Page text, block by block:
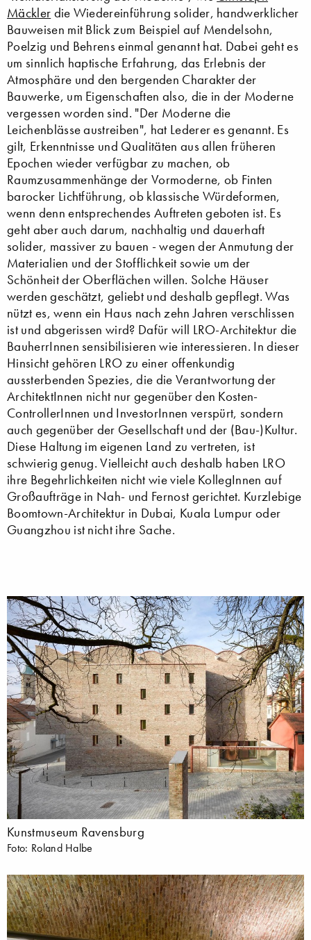
Mäckler die Wiedereinführung solider, handwerklicher
Bauweisen mit Blick zum Beispiel auf Mendelsohn,
Poelzig und Behrens einmal genannt hat. Dabei geht es
um sinnlich haptische Erfahrung, das Erlebnis der
Atmosphäre und den bergenden Charakter der
Bauwerke, um Eigenschaften also, die in der Moderne
vergessen worden sind. "Der Moderne die
Leichenblässe austreiben", hat Lederer es genannt. Es
gilt, Erkenntnisse und Qualitäten aus allen früheren
Epochen wieder verfügbar zu machen, ob
Raumzusammenhänge der Vormoderne, ob Finten
barocker Lichtführung, ob klassische Würdeformen,
wenn denn entsprechendes Auftreten geboten ist. Es
geht aber auch darum, nachhaltig und dauerhaft
solider, massiver zu bauen - wegen der Anmutung der
Materialien und der Stofflichkeit sowie um der
Schönheit der Oberflächen willen. Solche Häuser
werden geschätzt, geliebt und deshalb gepflegt. Was
nützt es, wenn ein Haus nach zehn Jahren verschlissen
ist und abgerissen wird? Dafür will LRO-Architektur die
BauherrInnen sensibilisieren wie interessieren. In dieser
Hinsicht gehören LRO zu einer offenkundig
aussterbenden Spezies, die die Verantwortung der
ArchitektInnen nicht nur gegenüber den Kosten-
ControllerInnen und InvestorInnen verspürt, sondern
auch gegenüber der Gesellschaft und der (Bau-)Kultur.
Diese Haltung im eigenen Land zu vertreten, ist
schwierig genug. Vielleicht auch deshalb haben LRO
ihre Begehrlichkeiten nicht wie viele KollegInnen auf
Großaufträge in Nah- und Fernost gerichtet. Kurzlebige
Boomtown-Architektur in Dubai, Kuala Lumpur oder
Guangzhou ist nicht ihre Sache.
Kunstmuseum Ravensburg
Foto: Roland Halbe